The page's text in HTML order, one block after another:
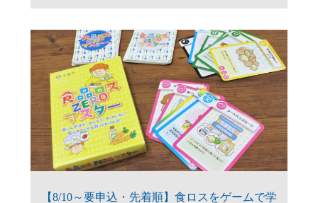
【8/10～要申込・先着順】食ロスをゲームで学